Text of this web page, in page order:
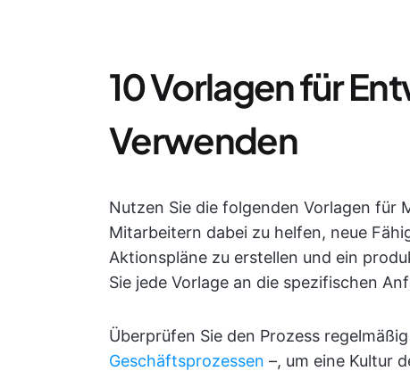
10 Vorlagen für
Verwenden
Nutzen Sie die folgenden Vorlagen für
Mitarbeitern dabei zu helfen, neue
Aktionspläne zu erstellen und ein
Sie jede Vorlage an die spezifischen
Überprüfen Sie den Prozess
Geschäftsprozessen –, um eine Kultur